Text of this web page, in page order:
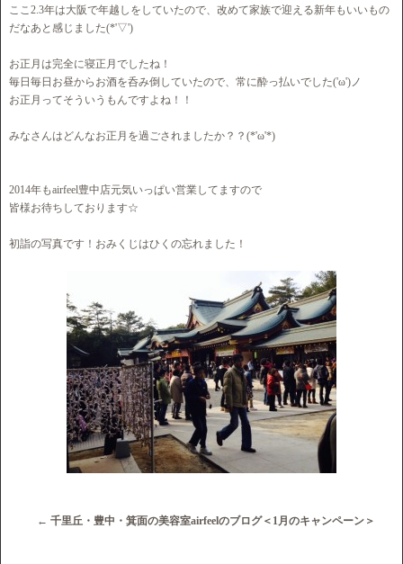
ここ2.3年は大阪で年越しをしていたので、改めて家族で迎える新年もいいもの
だなあと感じました(*'▽')
お正月は完全に寝正月でしたね！
毎日毎日お昼からお酒を呑み倒していたので、常に酔っ払いでした('ω')ノ
お正月ってそういうもんですよね！！
みなさんはどんなお正月を過ごされましたか？？(*'ω'*)
2014年もairfeel豊中店元気いっぱい営業してますので
皆様お待ちしております☆
初詣の写真です！おみくじはひくの忘れました！
← 千里丘・豊中・箕面の美容室airfeelのブログ＜1月のキャンペーン＞